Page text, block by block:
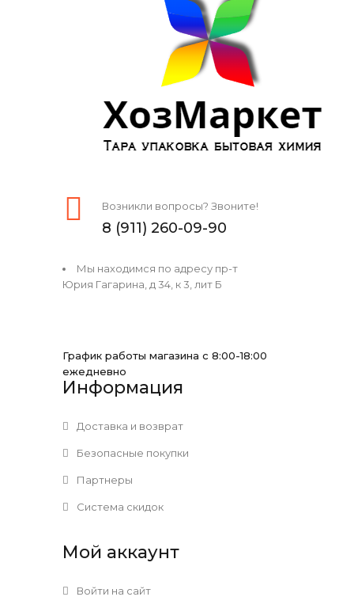
Возникли вопросы? Звоните!
8 (911) 260-09-90
Мы находимся по адресу пр-т
Юрия Гагарина, д 34, к 3, лит Б
График работы магазина с 8:00-18:00
ежедневно
Информация
Доставка и возврат
Безопасные покупки
Партнеры
Система скидок
Мой аккаунт
Войти на сайт